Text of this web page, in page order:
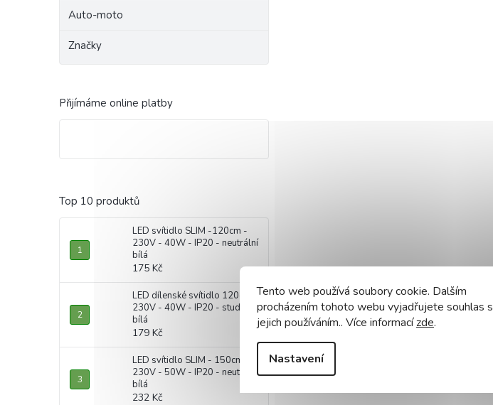
Tento web používá soubory cookie. Dalším
procházením tohoto webu vyjadřujete souhlas s
jejich používáním.. Více informacízde.
Nastavení
Auto-moto
Značky
Přijímáme online platby
Top 10 produktů
LED svítidlo SLIM -120cm -
230V - 40W - IP20 - neutrální
bílá
175 Kč
LED dílenské svítidlo 120cm -
230V - 40W - IP20 - studená
bílá
179 Kč
LED svítidlo SLIM - 150cm -
230V - 50W - IP20 - neutrální
bílá
232 Kč